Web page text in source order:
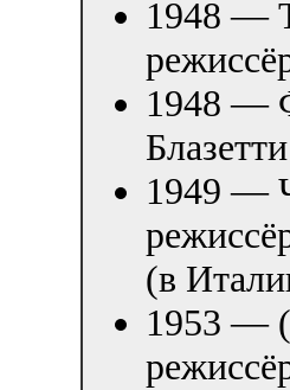
1948 —
1948 —
1949 —
(в
1953 —